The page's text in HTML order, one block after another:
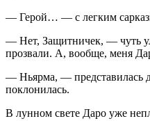
— Герой… — с легким
— Нет, Защитничек, — чуть
прозвали. А, вообще, меня
— Ньярма, — представилась
поклонилась.
В лунном свете Даро уже